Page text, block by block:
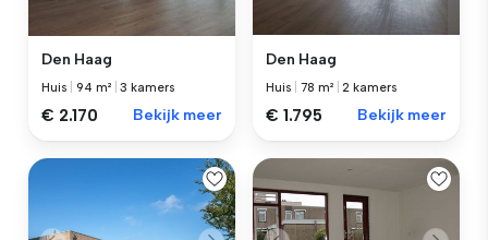
Den Haag
Huis |94 m² |3 kamers
€ 2.170 Bekijk meer
Den Haag
Huis |78 m² 2 kamers
€ 1.795 Bekijk meer